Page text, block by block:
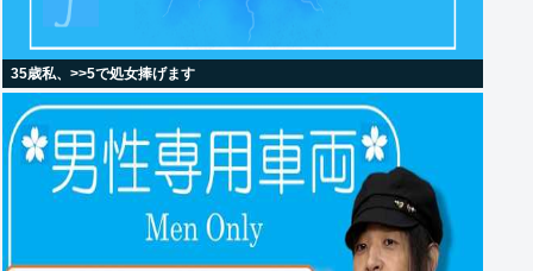
35歳私、>>5で処女捧げます